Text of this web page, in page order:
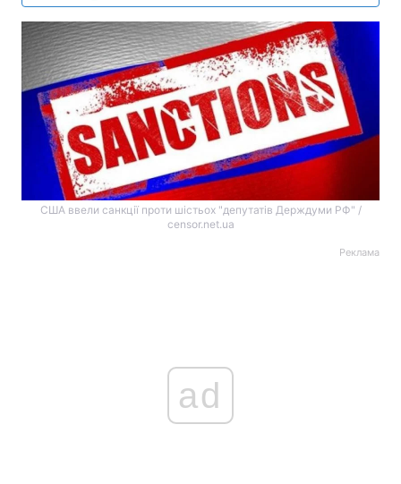
США ввели санкції проти шістьох "депутатів Держдуми РФ" /
censor.net.ua
Реклама
ad